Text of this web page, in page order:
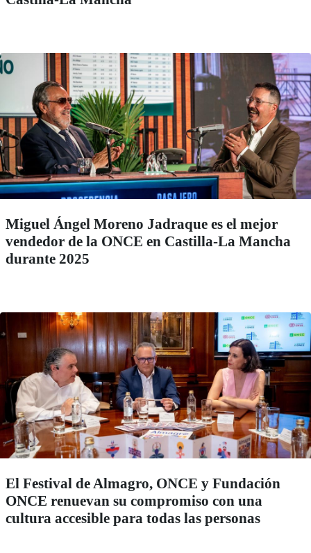
Miguel Ángel Moreno Jadraque es el mejor
vendedor de la ONCE en Castilla-La Mancha
durante 2025
El Festival de Almagro, ONCE y Fundación
ONCE renuevan su compromiso con una
cultura accesible para todas las personas